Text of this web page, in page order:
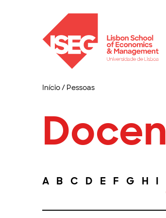
Início/ Pessoas
A B C D E F G H I